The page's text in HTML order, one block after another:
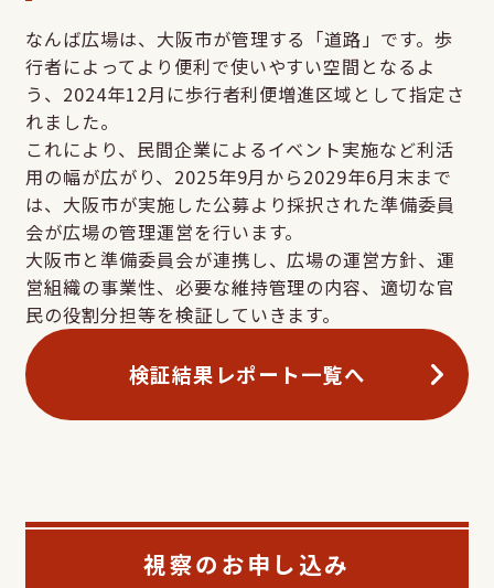
なんば広場は、大阪市が管理する「道路」です。歩
行者によってより便利で使いやすい空間となるよ
う、2024年12月に歩行者利便増進区域として指定さ
れました。
これにより、民間企業によるイベント実施など利活
用の幅が広がり、2025年9月から2029年6月末まで
は、大阪市が実施した公募より採択された準備委員
会が広場の管理運営を行います。
大阪市と準備委員会が連携し、広場の運営方針、運
営組織の事業性、必要な維持管理の内容、適切な官
民の役割分担等を検証していきます。
検証結果レポート一覧へ
視察のお申し込み